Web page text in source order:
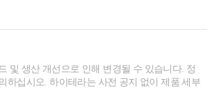
및 생산 개선으로 인해 변경될 수 있습니다. 정
하십시오. 하이테라는 사전 공지 없이 제품 세부